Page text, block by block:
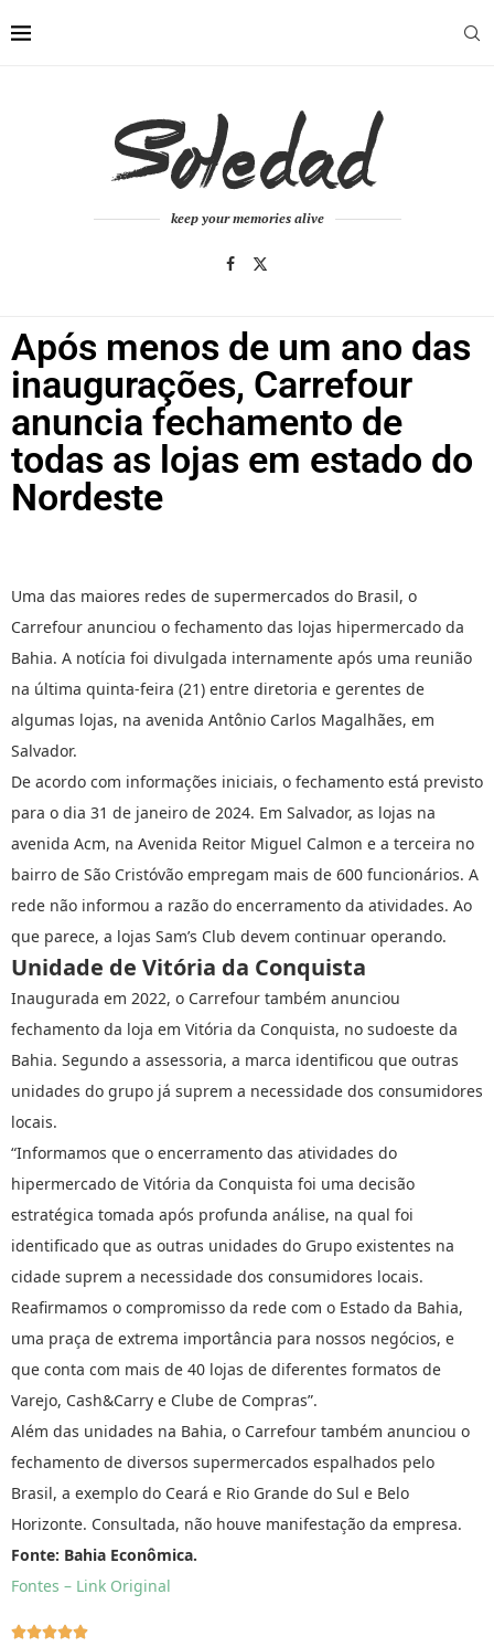
keep your memories alive
Após menos de um ano das
inaugurações, Carrefour
anuncia fechamento de
todas as lojas em estado do
Nordeste
Uma das maiores redes de supermercados do Brasil, o
Carrefour anunciou o fechamento das lojas hipermercado da
Bahia. A notícia foi divulgada internamente após uma reunião
na última quinta-feira (21) entre diretoria e gerentes de
algumas lojas, na avenida Antônio Carlos Magalhães, em
Salvador.
De acordo com informações iniciais, o fechamento está previsto
para o dia 31 de janeiro de 2024. Em Salvador, as lojas na
avenida Acm, na Avenida Reitor Miguel Calmon e a terceira no
bairro de São Cristóvão empregam mais de 600 funcionários. A
rede não informou a razão do encerramento da atividades. Ao
que parece, a lojas Sam’s Club devem continuar operando.
Unidade de Vitória da Conquista
Inaugurada em 2022, o Carrefour também anunciou
fechamento da loja em Vitória da Conquista, no sudoeste da
Bahia. Segundo a assessoria, a marca identificou que outras
unidades do grupo já suprem a necessidade dos consumidores
locais.
“Informamos que o encerramento das atividades do
hipermercado de Vitória da Conquista foi uma decisão
estratégica tomada após profunda análise, na qual foi
identificado que as outras unidades do Grupo existentes na
cidade suprem a necessidade dos consumidores locais.
Reafirmamos o compromisso da rede com o Estado da Bahia,
uma praça de extrema importância para nossos negócios, e
que conta com mais de 40 lojas de diferentes formatos de
Varejo, Cash&Carry e Clube de Compras”.
Além das unidades na Bahia, o Carrefour também anunciou o
fechamento de diversos supermercados espalhados pelo
Brasil, a exemplo do Ceará e Rio Grande do Sul e Belo
Horizonte. Consultada, não houve manifestação da empresa.
Fonte: Bahia Econômica.
Fontes – Link Original
